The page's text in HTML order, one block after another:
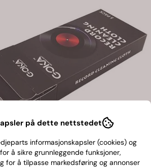
på dette nettstedet
informasjonskapsler (cookies) og
å sikre grunnleggende funksjoner,
for å tilpasse markedsføring og annonser